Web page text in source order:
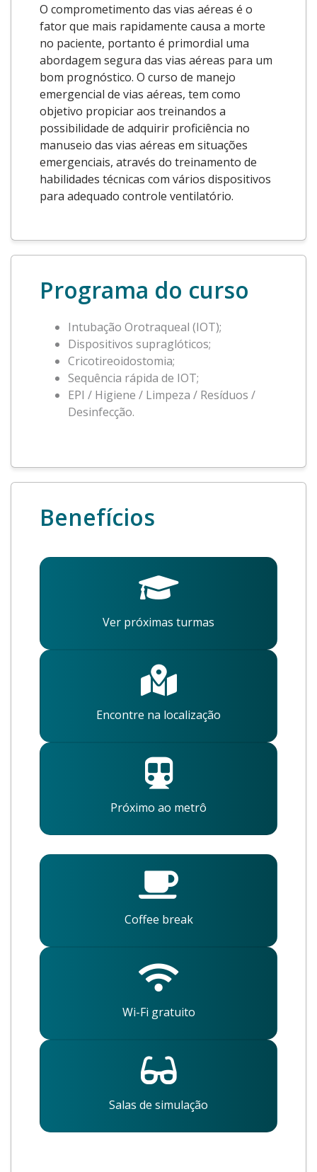
O comprometimento das vias aéreas é o
fator que mais rapidamente causa a morte
no paciente, portanto é primordial uma
abordagem segura das vias aéreas para um
bom prognóstico. O curso de manejo
emergencial de vias aéreas, tem como
objetivo propiciar aos treinandos a
possibilidade de adquirir proficiência no
manuseio das vias aéreas em situações
emergenciais, através do treinamento de
habilidades técnicas com vários dispositivos
para adequado controle ventilatório.
Programa do curso
Intubação Orotraqueal (IOT);
Dispositivos supraglóticos;
Cricotireoidostomia;
Sequência rápida de IOT;
EPI / Higiene / Limpeza / Resíduos /
Desinfecção.
Benefícios
Ver próximas turmas
Encontre na localização
Próximo ao metrô
Coffee break
Wi-Fi gratuito
Salas de simulação